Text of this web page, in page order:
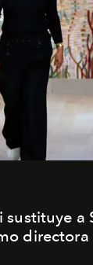
sustituye a